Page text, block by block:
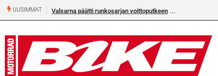
UUSIMMAT Valsarna päätti runkosarjan voittoputkeen